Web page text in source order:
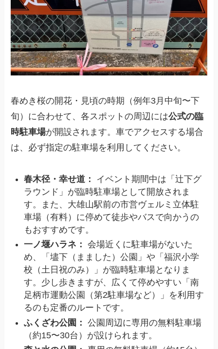
春めき桜の開花・見頃の時期（例年3月中旬〜下
旬）に合わせて、各スポットの周辺には公式の臨
時駐車場が開設されます。車でアクセスする場合
は、必ず指定の駐車場を利用してください。
春木径・幸せ道：
イベント期間中は「辻下グ
ラウンド」が臨時駐車場として開放されま
す。また、大雄山駅前の市営ヴェルミ立体駐
車場（有料）に停めて徒歩やバスで向かうの
もおすすめです。
一ノ堰ハラネ： 会場近くに駐車場がないた
め、「壗下（まました）公園」や「福沢小学
校（土日祝のみ）」が臨時駐車場となりま
す。少し歩きますが、広くて停めやすい「南
足柄市運動公園（第2駐車場など）」を利用す
るのも定番のルートです。
ふくざわ公園： 公園周辺に専用の無料駐車場
（約15〜30台）が設けられます。